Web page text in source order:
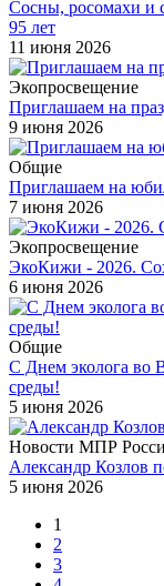
Сосны, росомахи и
95 лет
11 июня 2026
Экопросвещение
Приглашаем на
9 июня 2026
Общие
Приглашаем на
7 июня 2026
Экопросвещение
ЭкоКижи - 2026.
6 июня 2026
Общие
С Днем эколога во
среды!
5 июня 2026
Новости МПР
Александр Козлов
5 июня 2026
1
2
3